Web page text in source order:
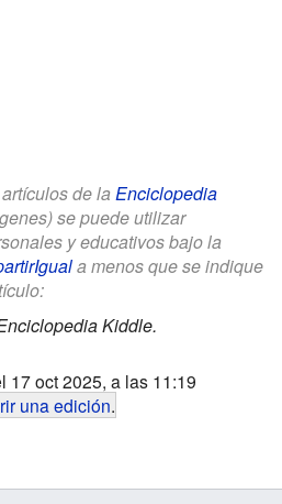
de la Enciclopedia
se puede utilizar
y educativos bajo la
a menos que se indique
Kiddle.
17 oct 2025, a las 11:19
una edición.